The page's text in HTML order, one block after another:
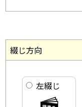
綴じ方向
左綴じ